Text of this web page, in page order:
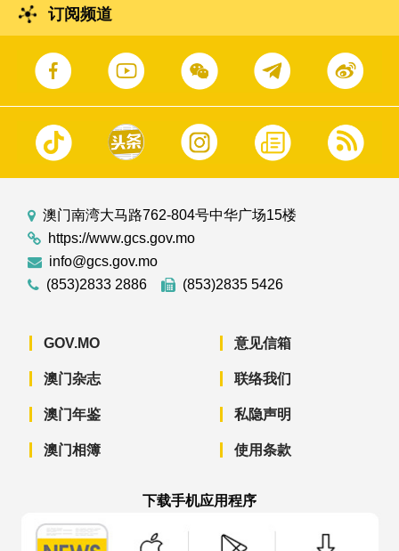
订阅频道
澳门南湾大马路762-804号中华广场15楼
https://www.gcs.gov.mo
info@gcs.gov.mo
(853)2833 2886
(853)2835 5426
GOV.MO
澳门杂志
澳门年鉴
澳门相簿
意见信箱
联络我们
私隐声明
使用条款
下载手机应用程序